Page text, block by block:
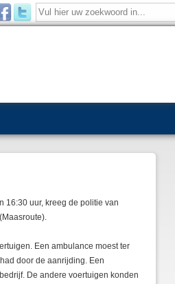
16:30 uur, kreeg de politie van
Een ambulance moest ter
door de aanrijding. Een
De andere voertuigen konden